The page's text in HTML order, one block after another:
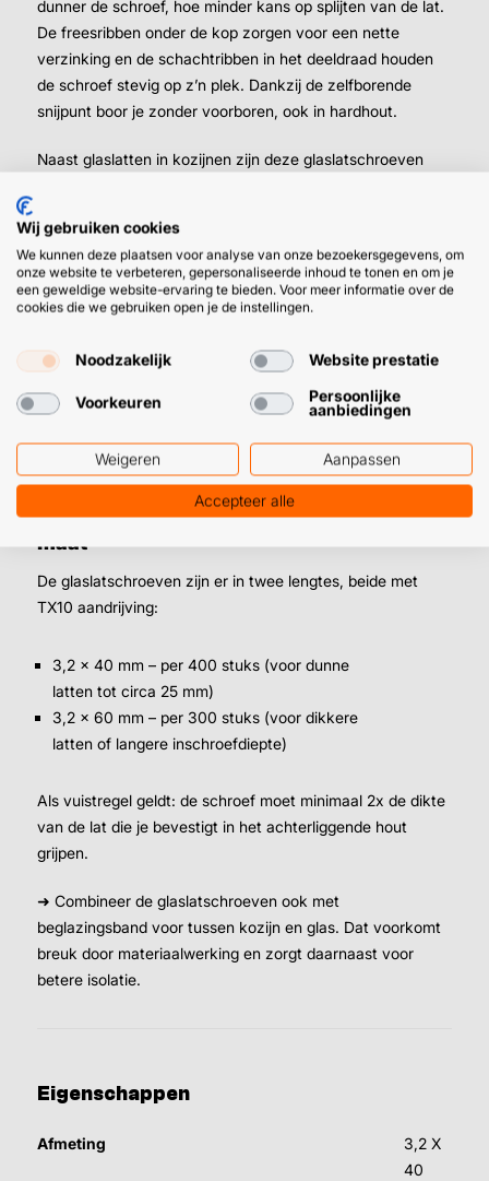
dunner de schroef, hoe minder kans op splijten van de lat.
De freesribben onder de kop zorgen voor een nette
verzinking en de schachtribben in het deeldraad houden
de schroef stevig op z’n plek. Dankzij de zelfborende
snijpunt boor je zonder voorboren, ook in hardhout.
Naast glaslatten in kozijnen zijn deze glaslatschroeven
interieurbouw
Paneelconstructies en houtskeletbouw
Zichtbare bevestigingen waarbij een kleine kop
De schroeven zijn van RVS, dus bestand tegen vocht. Zo
Glaslatschroeven bestellen in de juiste
maat
De glaslatschroeven zijn er in twee lengtes, beide met
TX10 aandrijving:
3,2 x 40 mm – per 400 stuks (voor dunne
latten tot circa 25 mm)
3,2 x 60 mm – per 300 stuks (voor dikkere
latten of langere inschroefdiepte)
Als vuistregel geldt: de schroef moet minimaal 2x de dikte
van de lat die je bevestigt in het achterliggende hout
grijpen.
➜ Combineer de glaslatschroeven ook met
beglazingsband voor tussen kozijn en glas. Dat voorkomt
breuk door materiaalwerking en zorgt daarnaast voor
betere isolatie.
Eigenschappen
Afmeting
3,2 X
40
Wij gebruiken cookies
We kunnen deze plaatsen voor analyse van onze bezoekersgegevens, om
onze website te verbeteren, gepersonaliseerde inhoud te tonen en om je
een geweldige website-ervaring te bieden. Voor meer informatie over de
cookies die we gebruiken open je de instellingen.
Noodzakelijk Website prestatie
Voorkeuren
Persoonlijke
aanbiedingen
Weigeren Aanpassen
Accepteer alle